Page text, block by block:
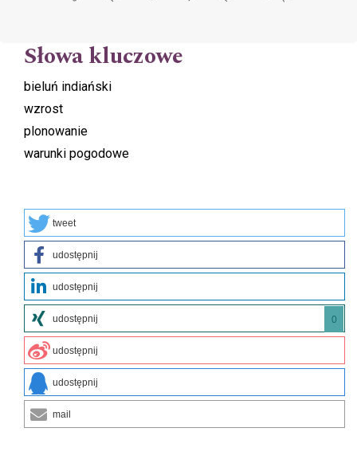
Słowa kluczowe
bieluń indiański
wzrost
plonowanie
warunki pogodowe
tweet
udostępnij
udostępnij
udostępnij 0
udostępnij
udostępnij
mail